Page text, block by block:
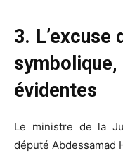
3. L’excuse
évidentes
Le ministre de la
député Abdessamad